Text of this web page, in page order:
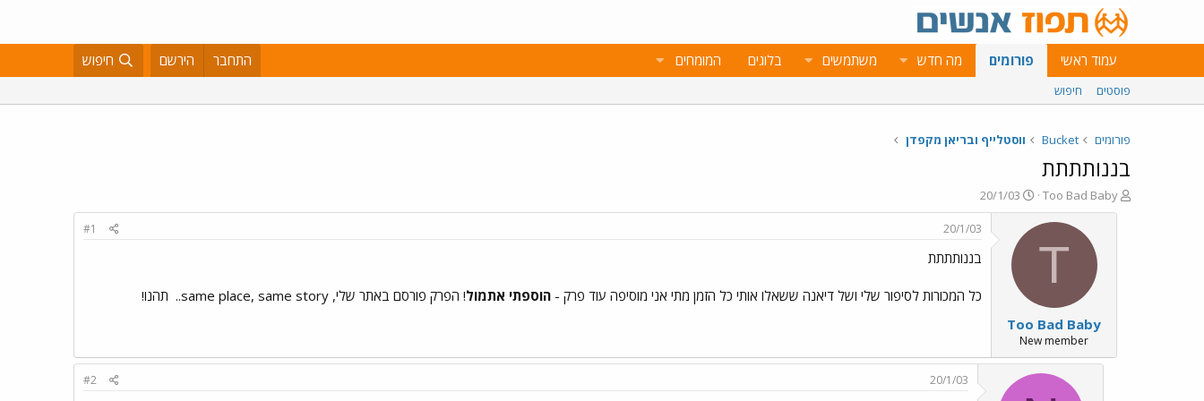
עמוד ראשי פורומים מה חדש משתמשים בלוגים המומחים התחבר הירשם חיפוש
פוסטים חיפוש
פורומים Bucket ווסטלייף ובריאן מקפדן
בננותתתת
פ
ו
Too Bad Baby
פ
ו
ס
ת
ר
י
ך
20/1/03
T
Too Bad Baby
New member
20/1/03
#1
בננותתתת
כל המכורות לסיפור שלי ושל דיאנה ששאלו אותי כל הזמן מתי אני מוסיפה עוד פרק - הוספתי אתמול! הפרק פורסם באתר שלי, same place, same story.. תהנו!
20/1/03
#2